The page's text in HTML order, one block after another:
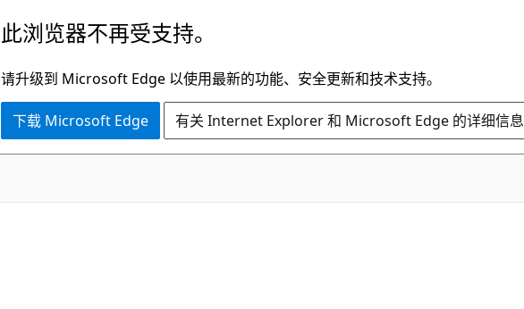
此浏览器不再受支持。
请升级到 Microsoft Edge 以使用最新的功能、安全更新和技术支持。
下载 Microsoft Edge 有关 Internet Explorer 和 Microsoft Edge 的详细信息